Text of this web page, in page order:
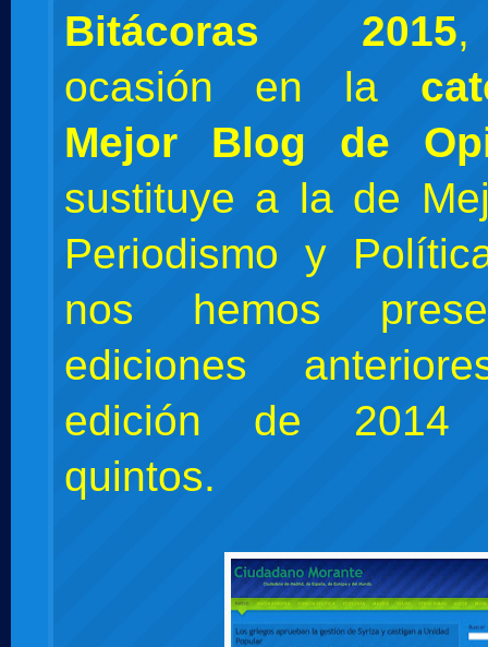
Bitácoras 2015,
ocasión en la
Mejor Blog de
sustituye a la de
Periodismo y
nos hemos
ediciones
edición de 2014
quintos.